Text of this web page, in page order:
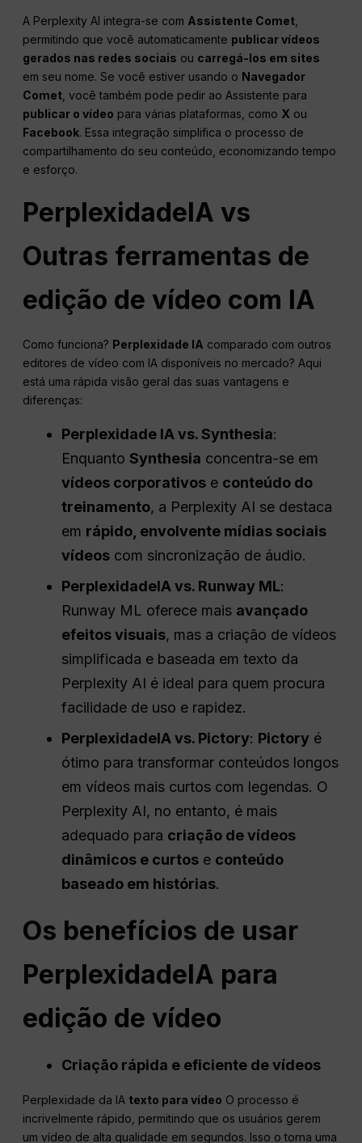
A Perplexity AI integra-se com Assistente Comet
permitindo que você automaticamente publicar vídeos
gerados nas redes sociais ou carregá-los em sites
em seu nome. Se você estiver usando o Navegador
Comet , você também pode pedir ao Assistente para
publicar o vídeo para várias plataformas, como X ou
Facebook. Essa integração simplifica o processo de
compartilhamento do seu conteúdo, economizando tempo
e esforço.
PerplexidadeIA vs
Outras ferramentas de
edição de vídeo com IA
Como funciona? Perplexidade IA comparado com outros
editores de vídeo com IA disponíveis no mercado? Aqui
está uma rápida visão geral das suas vantagens e
diferenças:
Perplexidade IA vs. Synthesia:
EnquantoSynthesia concentra-se em
vídeos corporativos e conteúdo do
treinamento, a Perplexity AI se destaca
em rápido, envolvente mídias sociais
vídeos com sincronização de áudio.
PerplexidadeIA vs. Runway ML:
Runway ML oferece mais avançado
efeitos visuais, mas a criação de vídeos
simplificada e baseada em texto da
Perplexity AI é ideal para quem procura
facilidade de uso e rapidez.
PerplexidadeIA vs. Pictory: Pictory é
ótimo para transformar conteúdos longos
em vídeos mais curtos com legendas. O
Perplexity AI, no entanto, é mais
adequado para criação de vídeos
dinâmicos e curtos e conteúdo
baseado em histórias.
Os benefícios de usar
PerplexidadeIA para
edição de vídeo
Criação rápida e eficiente de vídeos
Perplexidade da IA texto para vídeo O processo é
incrivelmente rápido, permitindo que os usuários gerem
um vídeo de alta qualidade em segundos. Isso o torna uma